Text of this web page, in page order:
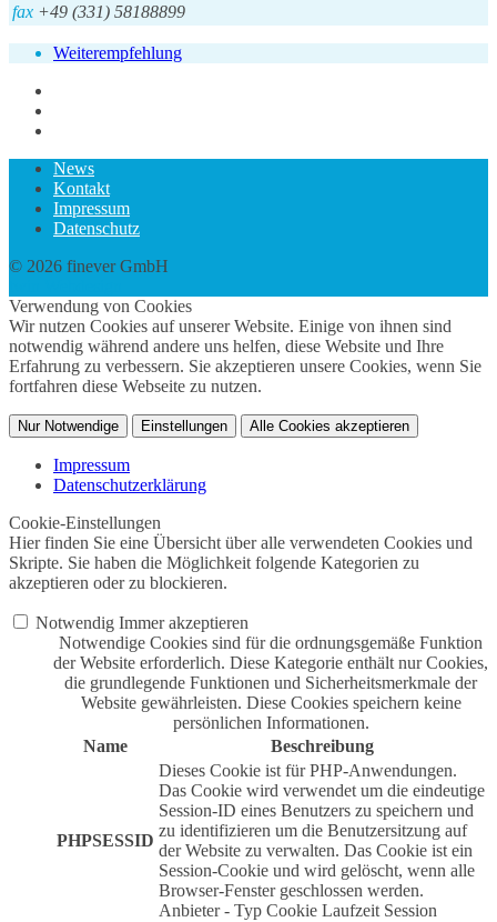
fax +49 (331) 58188899
Weiterempfehlung
News
Kontakt
Impressum
Datenschutz
© 2026 finever GmbH
Verwendung von Cookies
Wir nutzen Cookies auf unserer Website. Einige von ihnen sind
notwendig während andere uns helfen, diese Website und Ihre
Erfahrung zu verbessern. Sie akzeptieren unsere Cookies, wenn Sie
fortfahren diese Webseite zu nutzen.
Nur Notwendige Einstellungen Alle Cookies akzeptieren
Impressum
Datenschutzerklärung
Cookie-Einstellungen
Hier finden Sie eine Übersicht über alle verwendeten Cookies und
Skripte. Sie haben die Möglichkeit folgende Kategorien zu
akzeptieren oder zu blockieren.
Notwendig Immer akzeptieren
Notwendige Cookies sind für die ordnungsgemäße Funktion
der Website erforderlich. Diese Kategorie enthält nur Cookies,
die grundlegende Funktionen und Sicherheitsmerkmale der
Website gewährleisten. Diese Cookies speichern keine
persönlichen Informationen.
Name
Beschreibung
PHPSESSID
Dieses Cookie ist für PHP-Anwendungen.
Das Cookie wird verwendet um die eindeutige
Session-ID eines Benutzers zu speichern und
zu identifizieren um die Benutzersitzung auf
der Website zu verwalten. Das Cookie ist ein
Session-Cookie und wird gelöscht, wenn alle
Browser-Fenster geschlossen werden.
Anbieter - Typ Cookie Laufzeit Session